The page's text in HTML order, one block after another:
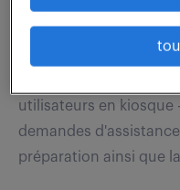
Aix En Provence (13)
utilisateurs en kiosque
demandes
préparation ainsi que